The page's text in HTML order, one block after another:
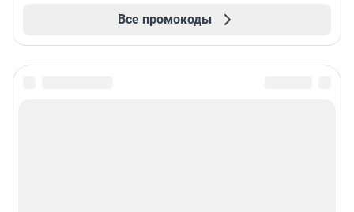
Все промокоды